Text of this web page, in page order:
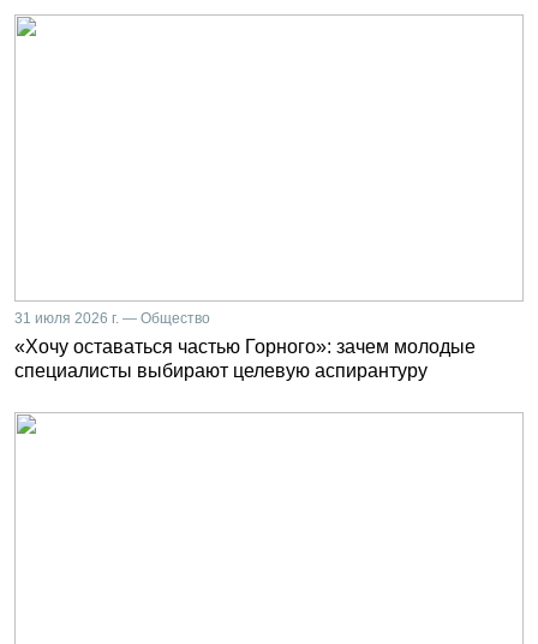
31 июля 2026 г. — Общество
«Хочу оставаться частью Горного»: зачем молодые
специалисты выбирают целевую аспирантуру